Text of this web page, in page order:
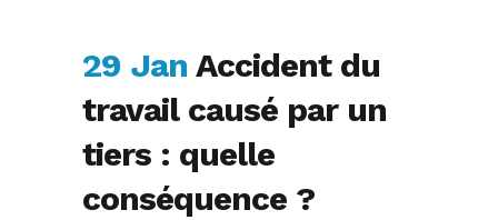
29 Jan Accident du
travail causé par un
tiers : quelle
conséquence ?